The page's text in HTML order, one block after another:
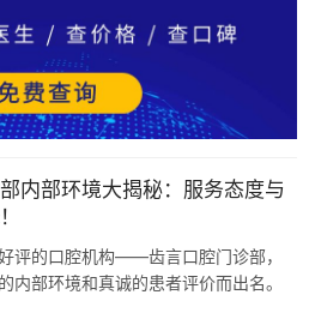
内部环境大揭秘：服务态度与
评的口腔机构——齿言口腔门诊部，
内部环境和真诚的患者评价而出名。